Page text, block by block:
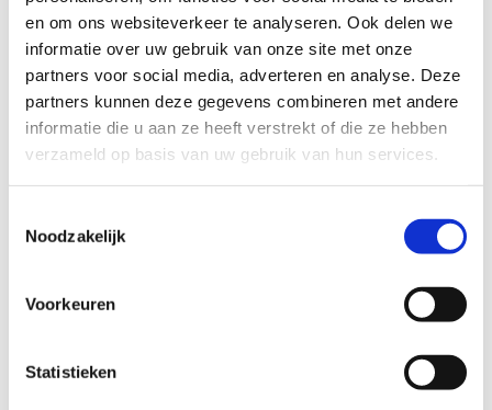
en om ons websiteverkeer te analyseren. Ook delen we
informatie over uw gebruik van onze site met onze
partners voor social media, adverteren en analyse. Deze
partners kunnen deze gegevens combineren met andere
informatie die u aan ze heeft verstrekt of die ze hebben
verzameld op basis van uw gebruik van hun services.
Noodzakelijk
Voorkeuren
Statistieken
kijkje bij de FAQ
Wil je een probleem melden op een route? Ga dan naar
hetRoutemeldpunt.
Heb je een vraag, contacteer ons via
sportievevrijetijd@sport.vlaanderen
ALGEMENE BEOORDELING *
slecht
FYSIEKE INSPANNING